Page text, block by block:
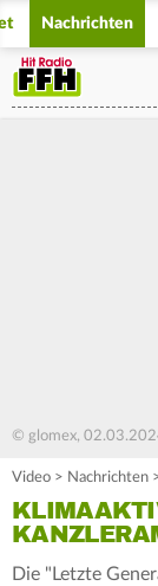
Nachrichten
© glomex,
Video > Nachrichten
Die "Letzte